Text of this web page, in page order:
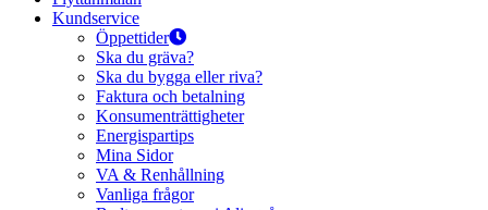
Kundservice
Öppettider
Ska du gräva?
Ska du bygga eller riva?
Faktura och betalning
Konsumenträttigheter
Energispartips
Mina Sidor
VA & Renhållning
Vanliga frågor